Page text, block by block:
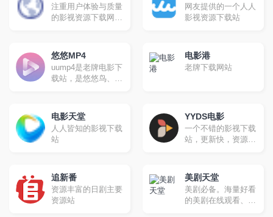
注重用户体验与质量
的影视资源下载网
电影种子资源
分享
网友提供的一个人人
影视资源下载站
悠悠MP4
uump4是老牌电影下
载站，是悠悠鸟、久
电影港
老牌下载网站
电影天堂
人人皆知的影视下载
站
YYDS电影
一个不错的影视下载
站，更新快，资源
追新番
资源丰富的日剧主要
资源站
美剧天堂
美剧必备。海量好看
的美剧在线观看、最